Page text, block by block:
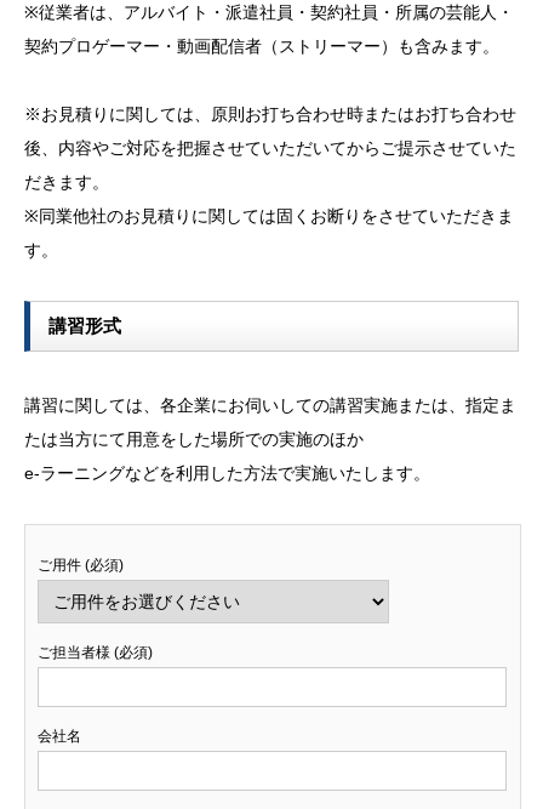
※従業者は、アルバイト・派遣社員・契約社員・所属の芸能人・
契約プロゲーマー・動画配信者（ストリーマー）も含みます。
※お見積りに関しては、原則お打ち合わせ時またはお打ち合わせ
後、内容やご対応を把握させていただいてからご提示させていた
だきます。
※同業他社のお見積りに関しては固くお断りをさせていただきま
す。
講習形式
講習に関しては、各企業にお伺いしての講習実施または、指定ま
たは当方にて用意をした場所での実施のほか
e-ラーニングなどを利用した方法で実施いたします。
ご用件 (必須)
ご担当者様 (必須)
会社名